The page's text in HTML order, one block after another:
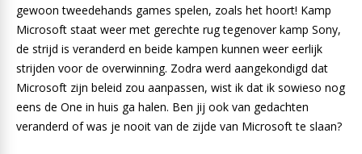
gewoon tweedehands games spelen, zoals het hoort! Kamp
Microsoft staat weer met gerechte rug tegenover kamp Sony,
de strijd is veranderd en beide kampen kunnen weer eerlijk
strijden voor de overwinning. Zodra werd aangekondigd dat
Microsoft zijn beleid zou aanpassen, wist ik dat ik sowieso nog
eens de One in huis ga halen. Ben jij ook van gedachten
veranderd of was je nooit van de zijde van Microsoft te slaan?